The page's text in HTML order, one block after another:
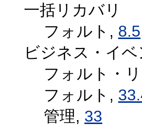
一括リカバリ
フォルト, 8.5
ビジネス・イベ
フォルト・
フォルト,
管理, 33